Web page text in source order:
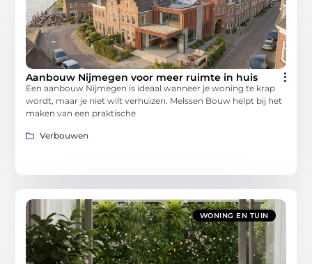
Aanbouw Nijmegen voor meer ruimte in huis
Een aanbouw Nijmegen is ideaal wanneer je woning te krap
wordt, maar je niet wilt verhuizen. Melssen Bouw helpt bij het
maken van een praktische
Verbouwen
WONING EN TUIN